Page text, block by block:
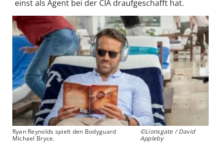
einst als Agent bei der CIA draufgeschafft hat.
Ryan Reynolds spielt den Bodyguard
Michael Bryce.
©Lionsgate / David
Appleby